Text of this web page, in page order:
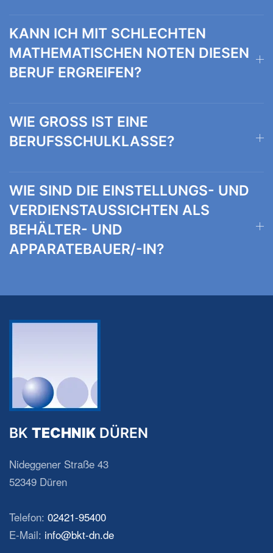
KANN ICH MIT SCHLECHTEN
MATHEMATISCHEN NOTEN DIESEN
BERUF ERGREIFEN?
WIE GROSS IST EINE B
ERUFSSCHULKLASSE?
WIE SIND DIE EINSTELLUNGS- UND
VERDIENSTAUSSICHTEN ALS
BEHÄLTER- UND
APPARATEBAUER/-IN?
BK TECHNIK DÜREN
Nideggener Straße 43
52349 Düren
Telefon: 02421-95400
E-Mail: info@bkt-dn.de